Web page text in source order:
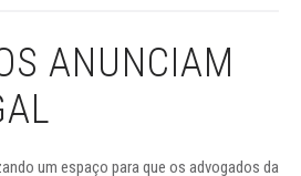
ANUNCIAM
um espaço para que os advogados da